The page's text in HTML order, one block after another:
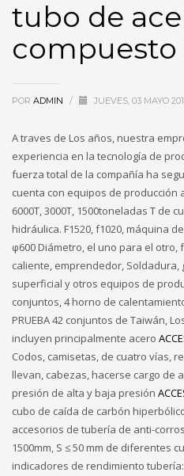
tubo de
compuesto
POR ADMIN / JUEVES, 03 MAYO
A traves de Los años, nuestra
experiencia en la tecnología de
fuerza total de la compañía ha
cuenta con equipos de
6000T, 3000T, 1500toneladas T de
hidráulica. F1520, f1020, máquina
φ600 Diámetro, el uno para el
caliente, emprendedor,
superficial y otros equipos de
conjuntos, 4 horno de
PRUEBA 42 conjuntos de Taiwán,
incluyen principalmente acero
Codos, camisetas, de cuatro vías,
llevan, cabezas, hacerse cargo de
presión de alta y baja presión
cubo de caída de carbón
accesorios de tubería de anti-
1500mm, S ≤ 50 mm de diferentes
indicadores de rendimiento tubería: